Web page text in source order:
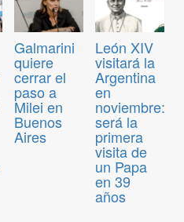
Galmarini
quiere
cerrar el
paso a
Milei en
Buenos
Aires
León XIV
visitará la
Argentina
en
noviembre:
será la
primera
visita de
un Papa
en 39
años